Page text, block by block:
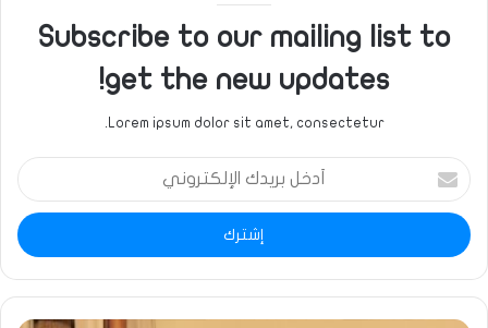
Subscribe to our mailing list to
get the new updates!
Lorem ipsum dolor sit amet, consectetur.
أدخل
بريدك
الإلكتروني